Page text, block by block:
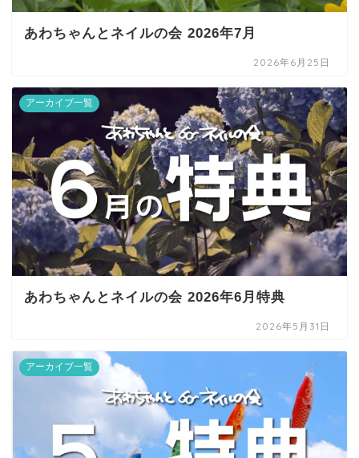
あわちゃんとネイルの会 2026年7月
2026年6月25日
アーカイブ一覧
あわちゃんとネイルの会 2026年6月特典
2026年5月31日
アーカイブ一覧